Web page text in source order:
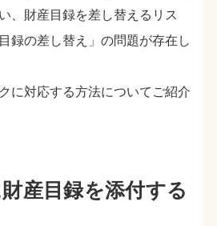
、財産目録を差し替えるリス
録の差し替え」の問題が存在し
に対応する方法についてご紹介
産目録を添付する